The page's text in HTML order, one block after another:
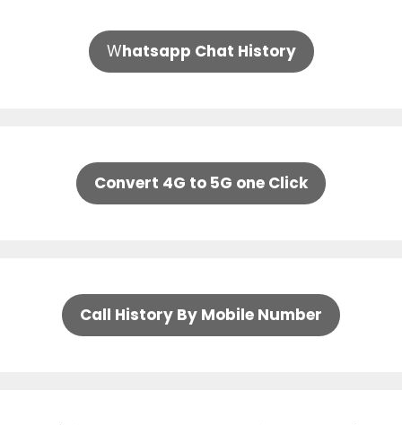
Whatsapp Chat History
Convert 4G to 5G one Click
Call History By Mobile Number